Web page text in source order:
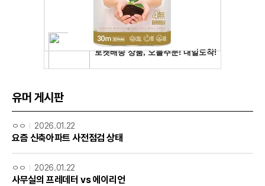
유머 게시판
ㅇㅇ 2026.01.22
요즘 신축아파트 사전점검 상태
ㅇㅇ 2026.01.22
사무실의 프레데터 vs 에이리언